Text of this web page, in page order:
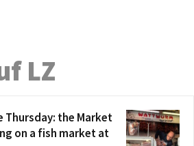
LZ
Thursday: the Market
on a fish market at